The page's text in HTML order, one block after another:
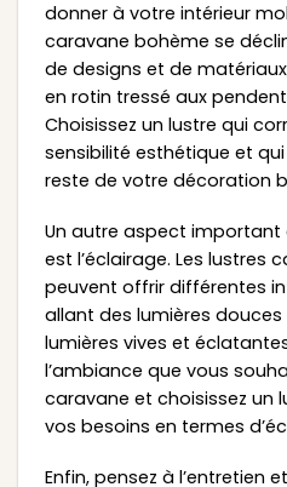
donner à votre intérieur
caravane bohème se
de designs et de
en rotin tressé aux
Choisissez un lustre qui
sensibilité esthétique et
reste de votre décoration
Un autre aspect
est l’éclairage. Les lustres
peuvent offrir différentes
allant des lumières
lumières vives et
l’ambiance que vous
caravane et choisissez un
vos besoins en termes
Enfin, pensez à l’entretien